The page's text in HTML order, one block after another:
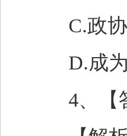
C.政协
D.成为
4、【